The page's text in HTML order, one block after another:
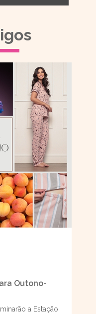
Outono-
a Estação